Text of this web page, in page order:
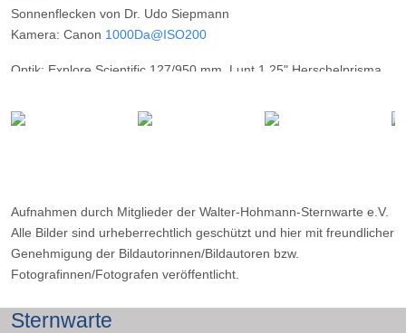
Sonnenflecken von Dr. Udo Siepmann
Kamera: Canon 1000Da@ISO200
Optik: Explore Scientific 127/950 mm, Lunt 1,25" Herschelprisma,
Belichtungszeit: 1/800s
Aufnahmen durch Mitglieder der Walter-Hohmann-Sternwarte e.V.
Alle Bilder sind urheberrechtlich geschützt und hier mit freundlicher
Genehmigung der Bildautorinnen/Bildautoren bzw.
Fotografinnen/Fotografen veröffentlicht.
Sternwarte